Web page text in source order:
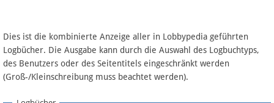
Artikel nach Kategorien
FAQ
Dies ist die kombinierte Anzeige aller in Lobbypedia geführten
Logbücher. Die Ausgabe kann durch die Auswahl des Logbuchtyps,
des Benutzers oder des Seitentitels eingeschränkt werden
(Groß-/Kleinschreibung muss beachtet werden).